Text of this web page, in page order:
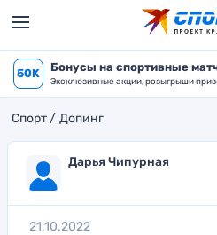
50K Бонусы на спортивные
Эксклюзивные акции, розыгрыши
Спорт Допинг
Дарья Чипурная
21.10.2022